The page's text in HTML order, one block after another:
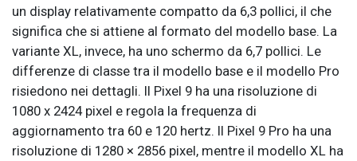
un display relativamente compatto da 6,3 pollici, il che
significa che si attiene al formato del modello base. La
variante XL, invece, ha uno schermo da 6,7 pollici. Le
differenze di classe tra il modello base e il modello Pro
risiedono nei dettagli. Il Pixel 9 ha una risoluzione di
1080 x 2424 pixel e regola la frequenza di
aggiornamento tra 60 e 120 hertz. Il Pixel 9 Pro ha una
risoluzione di 1280 × 2856 pixel, mentre il modello XL ha